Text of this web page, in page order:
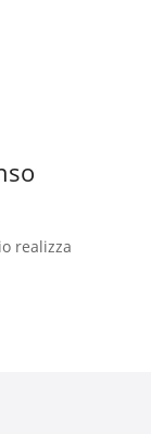
realizza